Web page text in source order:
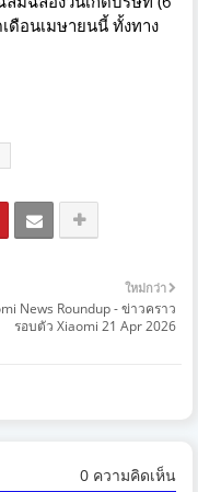
ดือนเมษายนนี้ ทั้งทาง
ใหม่กว่า
News Roundup - ข่าวคราว
รอบตัว Xiaomi 21 Apr 2026
0 ความคิดเห็น